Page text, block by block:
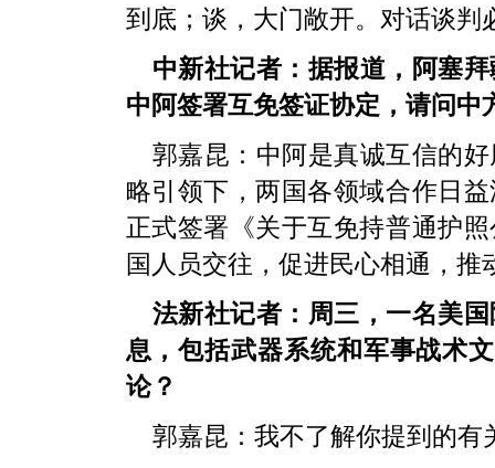
到底；谈，大门敞开。对话谈判
中新社记者：据报道，阿塞
中阿签署互免签证协定，请问中
郭嘉昆：中阿是真诚互信的
略引领下，两国各领域合作日
正式签署《关于互免持普通护
国人员交往，促进民心相通，
法新社记者：周三，一名美
息，包括武器系统和军事战术
论？
郭嘉昆：我不了解你提到的有